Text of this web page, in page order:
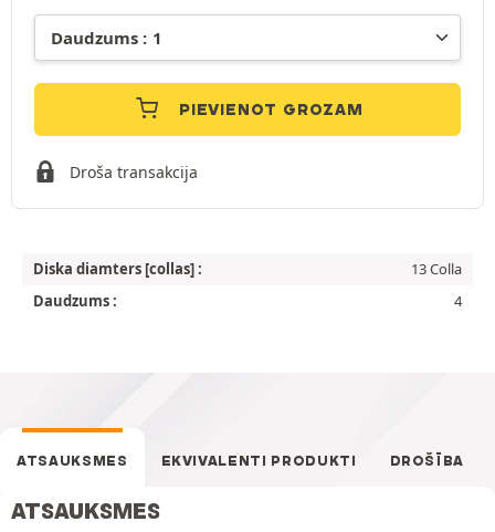
PIEVIENOT GROZAM
Droša transakcija
Diska diamters [collas] :
13 Colla
Daudzums :
4
ATSAUKSMES EKVIVALENTI PRODUKTI DROŠĪBA
ATSAUKSMES